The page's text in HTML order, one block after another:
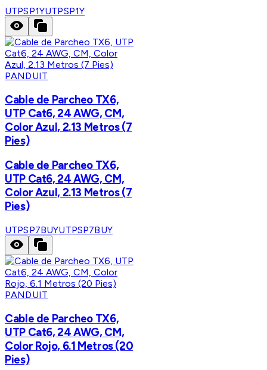
UTPSP1YUTPSP1Y
PANDUIT
Cable de Parcheo TX6,
UTP Cat6, 24 AWG, CM,
Color Azul, 2.13 Metros (7
Pies)
Cable de Parcheo TX6,
UTP Cat6, 24 AWG, CM,
Color Azul, 2.13 Metros (7
Pies)
UTPSP7BUYUTPSP7BUY
PANDUIT
Cable de Parcheo TX6,
UTP Cat6, 24 AWG, CM,
Color Rojo, 6.1 Metros (20
Pies)